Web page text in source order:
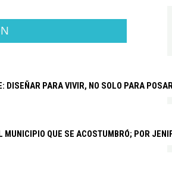
DISEÑAR PARA VIVIR, NO SOLO PARA
MUNICIPIO QUE SE ACOSTUMBRÓ; POR